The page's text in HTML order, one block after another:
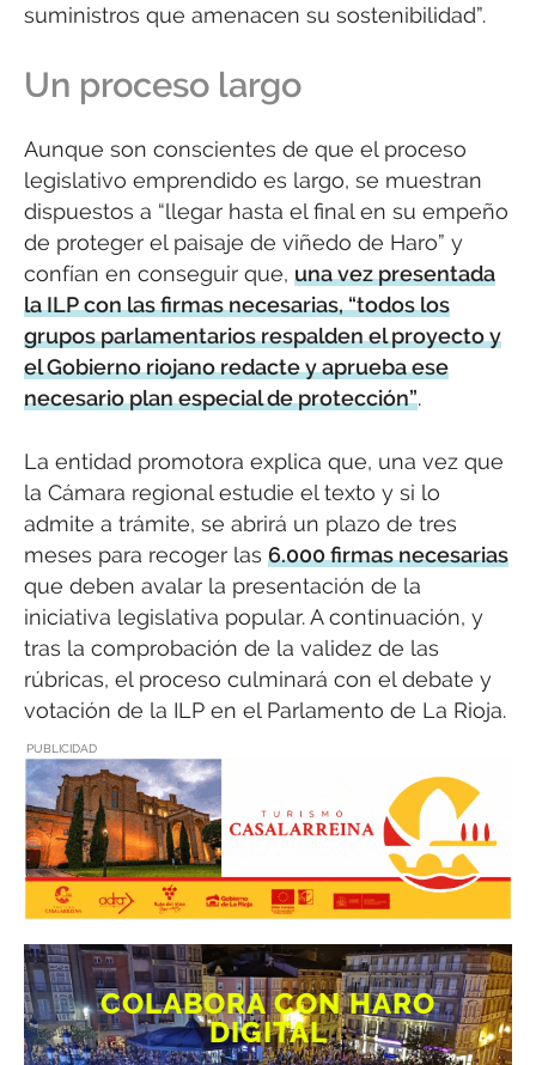
suministros que amenacen su sostenibilidad”.
Un proceso largo
Aunque son conscientes de que el proceso
legislativo emprendido es largo, se muestran
dispuestos a “llegar hasta el final en su empeño
de proteger el paisaje de viñedo de Haro” y
confían en conseguir que, una vez presentada
la ILP con las firmas necesarias, “todos los
grupos parlamentarios respalden el proyecto y
el Gobierno riojano redacte y aprueba ese
necesario plan especial de protección”.
La entidad promotora explica que, una vez que
la Cámara regional estudie el texto y si lo
admite a trámite, se abrirá un plazo de tres
meses para recoger las 6.000 firmas necesarias
que deben avalar la presentación de la
iniciativa legislativa popular. A continuación, y
tras la comprobación de la validez de las
rúbricas, el proceso culminará con el debate y
votación de la ILP en el Parlamento de La Rioja.
PUBLICIDAD
COLABORA CON HARO
DIGITAL